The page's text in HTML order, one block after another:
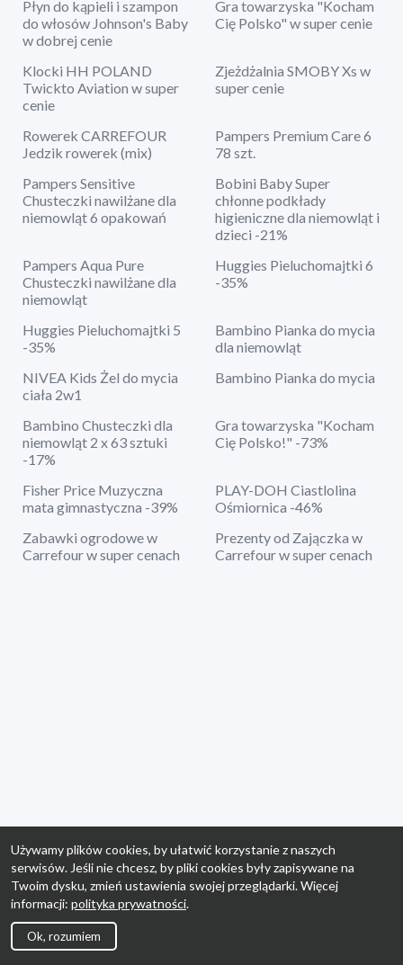
Płyn do kąpieli i szampon
do włosów Johnson's Baby
w dobrej cenie
Gra towarzyska "Kocham
Cię Polsko" w super cenie
Klocki HH POLAND
Twickto Aviation w super
cenie
Zjeżdżalnia SMOBY Xs w
super cenie
Rowerek CARREFOUR
Jedzik rowerek (mix)
Pampers Premium Care 6
78 szt.
Pampers Sensitive
Chusteczki nawilżane dla
niemowląt 6 opakowań
Bobini Baby Super
chłonne podkłady
higieniczne dla niemowląt i
dzieci -21%
Pampers Aqua Pure
Chusteczki nawilżane dla
niemowląt
Huggies Pieluchomajtki 6
-35%
Huggies Pieluchomajtki 5
-35%
Bambino Pianka do mycia
dla niemowląt
NIVEA Kids Żel do mycia
ciała 2w1
Bambino Pianka do mycia
Bambino Chusteczki dla
niemowląt 2 x 63 sztuki
-17%
Gra towarzyska "Kocham
Cię Polsko!" -73%
Fisher Price Muzyczna
mata gimnastyczna -39%
PLAY-DOH Ciastlolina
Ośmiornica -46%
Zabawki ogrodowe w
Carrefour w super cenach
Prezenty od Zajączka w
Carrefour w super cenach
Używamy plików cookies, by ułatwić korzystanie z naszych
serwisów. Jeśli nie chcesz, by pliki cookies były zapisywane na
Twoim dysku, zmień ustawienia swojej przeglądarki. Więcej
informacji: polityka prywatności.
Ok, rozumiem